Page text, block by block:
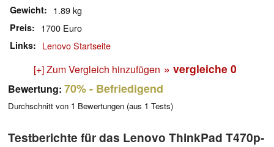
Gewicht 1.89 kg
Preis 1700 Euro
Links Lenovo Startseite
[+] Zum Vergleich hinzufügen » vergleiche 0
Bewertung: 70%- Befriedigend
Durchschnitt von 1 Bewertungen (aus 1 Tests)
Testberichte für das Lenovo ThinkPad T470p-